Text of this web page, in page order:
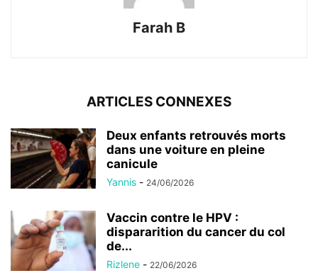
Farah B
ARTICLES CONNEXES
Deux enfants retrouvés morts
dans une voiture en pleine
canicule
Yannis - 24/06/2026
Vaccin contre le HPV :
dispararition du cancer du col
de...
Rizlene - 22/06/2026